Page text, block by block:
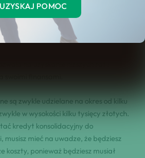
UZYSKAJ POMOC
są przeznaczone do
takich jak karty kredytowe,
Kredyt konsolidacyjny może być
są zwykle udzielane na okres od kilku
w wysokości kilku tysięcy złotych.
kredyt konsolidacyjny do
mieć na uwadze, że będziesz
koszty, ponieważ będziesz musiał